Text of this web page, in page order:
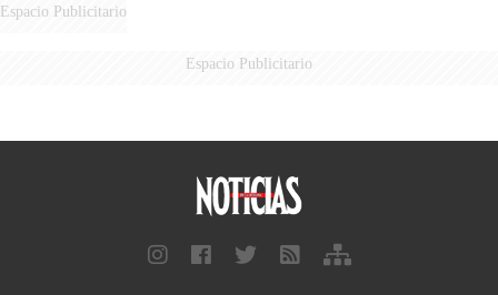
Espacio Publicitario
Espacio Publicitario